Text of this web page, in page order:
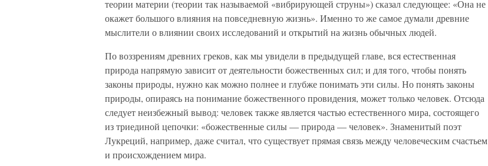
теории материи (теории так называемой «вибрирующей струны») сказал следующее: «Она не
окажет большого влияния на повседневную жизнь». Именно то же самое думали древние
мыслители о влиянии своих исследований и открытий на жизнь обычных людей.
По воззрениям древних греков, как мы увидели в предыдущей главе, вся естественная
природа напрямую зависит от деятельности божественных сил; и для того, чтобы понять
законы природы, нужно как можно полнее и глубже понимать эти силы. Но понять законы
природы, опираясь на понимание божественного провидения, может только человек. Отсюда
следует неизбежный вывод: человек также является частью естественного мира, состоящего
из триединой цепочки: «божественные силы — природа — человек». Знаменитый поэт
Лукреций, например, даже считал, что существует прямая связь между человеческим счастьем
и происхождением мира.